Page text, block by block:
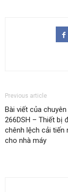
Previous article
Bài viết của chuyên
266DSH – Thiết bị
chênh lệch cải tiến
cho nhà máy